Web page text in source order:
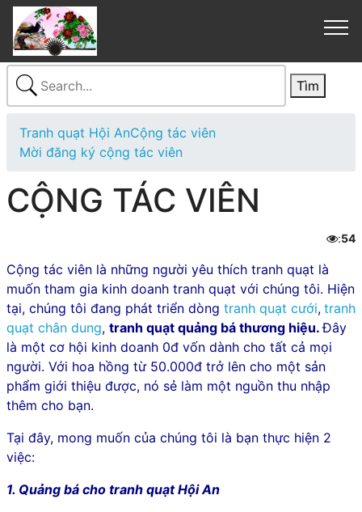
Tranh quạt Hội AnCộng tác viên
Mời đăng ký cộng tác viên
CỘNG TÁC VIÊN
:54
Cộng tác viên là những người yêu thích tranh quạt là
muốn tham gia kinh doanh tranh quạt với chúng tôi. Hiện
tại, chúng tôi đang phát triển dòng tranh quạt cưới, tranh
quạt chân dung, tranh quạt quảng bá thương hiệu.Đây
là một cơ hội kinh doanh 0đ vốn dành cho tất cả mọi
người. Với hoa hồng từ 50.000đ trở lên cho một sản
phẩm giới thiệu được, nó sẻ làm một nguồn thu nhập
thêm cho bạn.
Tại đây, mong muốn của chúng tôi là bạn thực hiện 2
việc:
1. Quảng bá cho tranh quạt Hội An